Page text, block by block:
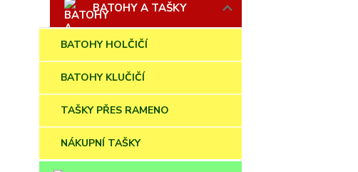
BATOHY A TAŠKY
BATOHY HOLČIČÍ
BATOHY KLUČIČÍ
TAŠKY PŘES RAMENO
NÁKUPNÍ TAŠKY